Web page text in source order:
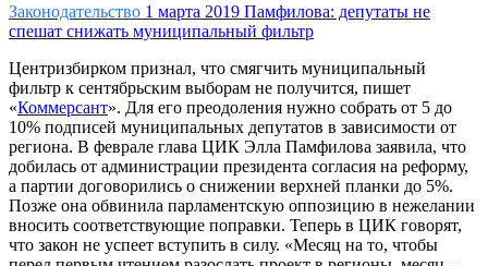
Законодательство 1 марта 2019 Памфилова: депутаты не
спешат снижать муниципальный фильтр
Центризбирком признал, что смягчить муниципальный
фильтр к сентябрьским выборам не получится, пишет
«Коммерсант». Для его преодоления нужно собрать от 5 до
10% подписей муниципальных депутатов в зависимости от
региона. В феврале глава ЦИК Элла Памфилова заявила, что
добилась от администрации президента согласия на реформу,
а партии договорились о снижении верхней планки до 5%.
Позже она обвинила парламентскую оппозицию в нежелании
вносить соответствующие поправки. Теперь в ЦИК говорят,
что закон не успеет вступить в силу. «Месяц на то, чтобы